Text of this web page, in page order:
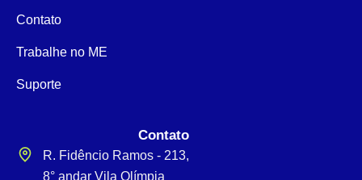
Contato
Trabalhe no ME
Suporte
Contato
R. Fidêncio Ramos - 213,
8° andar Vila Olímpia